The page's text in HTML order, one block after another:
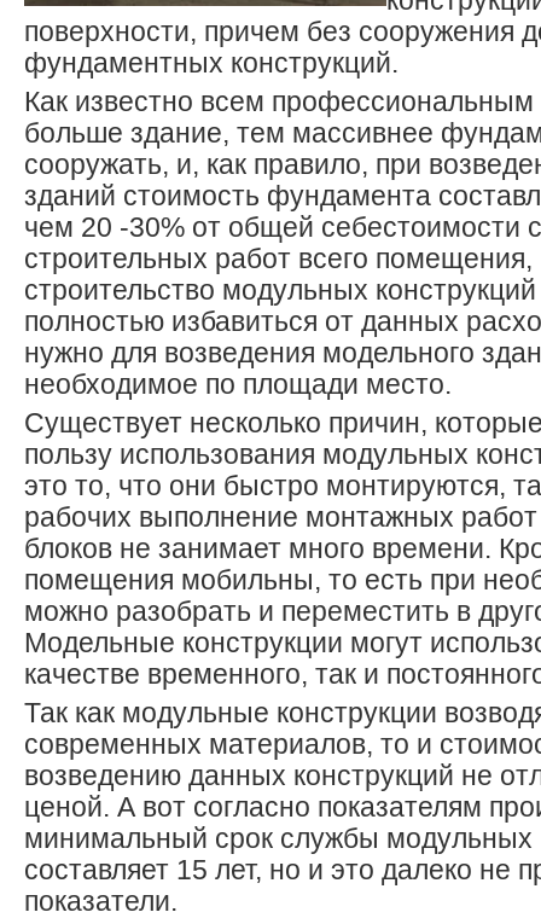
поверхности, причем без сооружения
фундаментных конструкций.
Как известно всем
больше здание, тем массивнее
сооружать, и, как правило, при
зданий стоимость фундамента
чем 20 -30% от общей себестоимости
строительных работ всего помещения,
строительство модульных
полностью избавиться от данных
нужно для возведения модельного
необходимое по площади место.
Существует несколько причин,
пользу использования модульных
это то, что они быстро монтируются,
рабочих выполнение монтажных работ
блоков не занимает много времени.
помещения мобильны, то есть при
можно разобрать и переместить в
Модельные конструкции могут
качестве временного, так и
Так как модульные конструкции
современных материалов, то и
возведению данных конструкций не
ценой. А вот согласно показателям
минимальный срок службы модульных
составляет 15 лет, но и это далеко не
показатели.